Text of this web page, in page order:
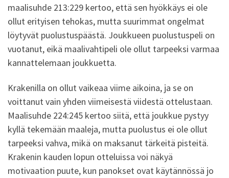
maalisuhde 213:229 kertoo, että sen hyökkäys ei ole
ollut erityisen tehokas, mutta suurimmat ongelmat
löytyvät puolustuspäästä. Joukkueen puolustuspeli on
vuotanut, eikä maalivahtipeli ole ollut tarpeeksi varmaa
kannattelemaan joukkuetta.
Krakenilla on ollut vaikeaa viime aikoina, ja se on
voittanut vain yhden viimeisestä viidestä ottelustaan.
Maalisuhde 224:245 kertoo siitä, että joukkue pystyy
kyllä tekemään maaleja, mutta puolustus ei ole ollut
tarpeeksi vahva, mikä on maksanut tärkeitä pisteitä.
Krakenin kauden lopun otteluissa voi näkyä
motivaation puute, kun panokset ovat käytännössä jo